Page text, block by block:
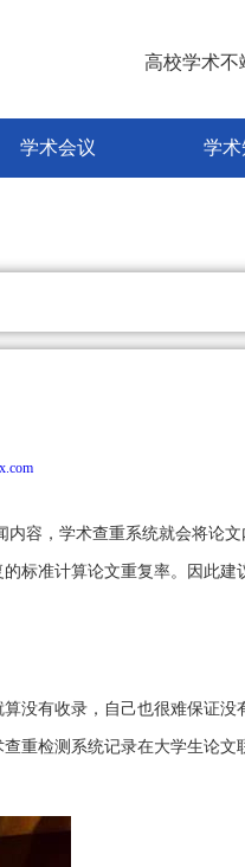
高校学术不
学术会议 学术
容，学术查重系统就会将论文
标准计算论文重复率。因此建
没有收录，自己也很难保证没
重检测系统记录在大学生论文